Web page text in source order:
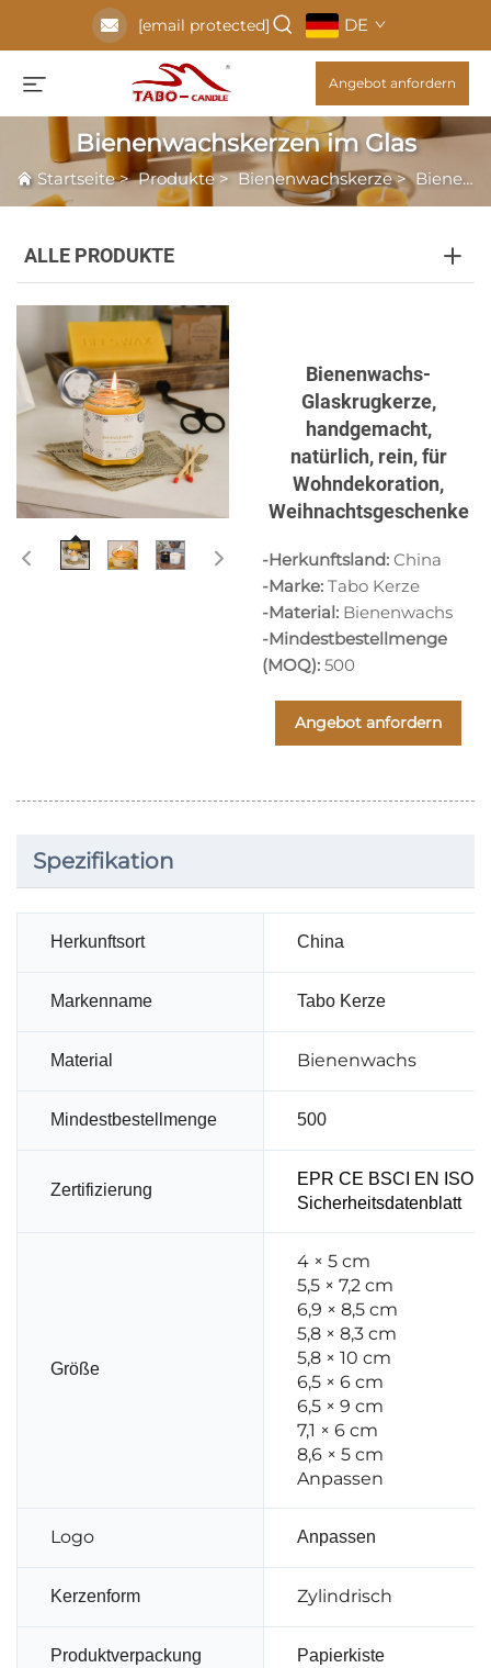
[email protected] DE
Angebot anfordern
Bienenwachskerzen im Glas
Startseite>Produkte>Bienenwachskerze>Bienenwachskerzen im Glas
ALLE PRODUKTE
Bienenwachs-
Glaskrugkerze,
handgemacht,
natürlich, rein, für
Wohndekoration,
Weihnachtsgeschenke
-Herkunftsland: China
-Marke: Tabo Kerze
-Material: Bienenwachs
-Mindestbestellmenge
(MOQ): 500
Angebot anfordern
Spezifikation
Herkunftsort China
Markenname Tabo Kerze
Material Bienenwachs
Mindestbestellmenge 500
Zertifizierung
EPR CE BSCI EN ISO
Sicherheitsdatenblatt
Größe
4 × 5 cm
5,5 × 7,2 cm
6,9 × 8,5 cm
5,8 × 8,3 cm
5,8 × 10 cm
6,5 × 6 cm
6,5 × 9 cm
7,1 × 6 cm
8,6 × 5 cm
Anpassen
Logo Anpassen
Kerzenform Zylindrisch
Produktverpackung
Papierkiste